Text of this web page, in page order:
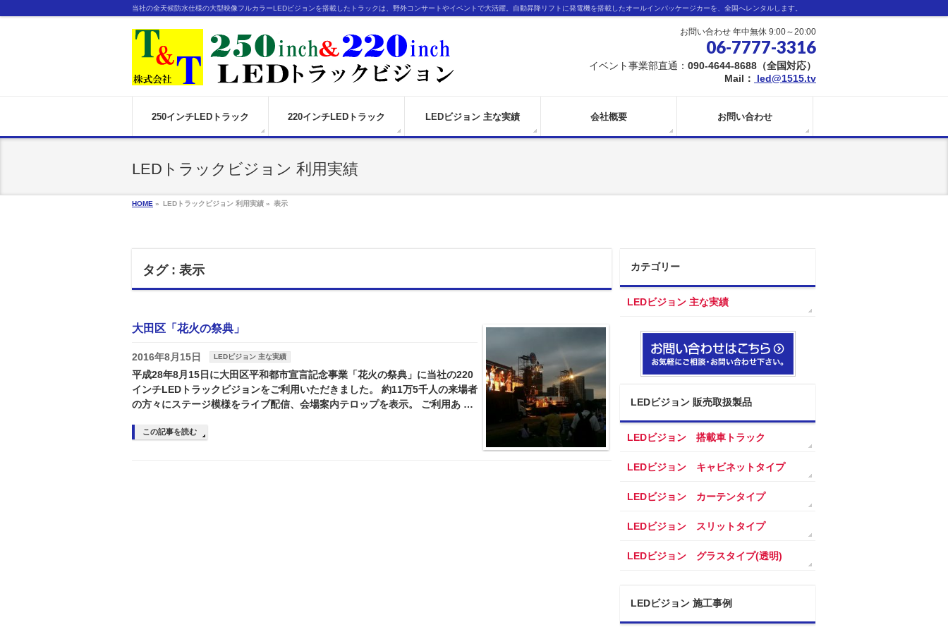
当社の全天候防水仕様の大型映像フルカラーLEDビジョンを搭載したトラックは、野外コンサートやイベントで大活躍。自動昇降リフトに発電機を搭載したオールインパッケージカーを、全国へレンタルします。
お問い合わせ 年中無休 9:00～20:00
06-7777-3316
イベント事業部直通： 090-4644-8688（全国対応）
Mail：
led@1515.tv
250インチLEDトラック 220インチLEDトラック LEDビジョン 主な実績 会社概要 お問い合わせ
LEDトラックビジョン 利用実績
HOME » LEDトラックビジョン 利用実績 » 表示
タグ : 表示
大田区「花火の祭典」
2016年8月15日 LEDビジョン 主な実績
平成28年8月15日に大田区平和都市宣言記念事業「花火の祭典」に当社の220
インチLEDトラックビジョンをご利用いただきました。 約11万5千人の来場者
の方々にステージ模様をライブ配信、会場案内テロップを表示。 ご利用あ …
この記事を読む
カテゴリー
LEDビジョン 主な実績
LEDビジョン 販売取扱製品
LEDビジョン 搭載車トラック
LEDビジョン キャビネットタイプ
LEDビジョン カーテンタイプ
LEDビジョン スリットタイプ
LEDビジョン グラスタイプ(透明)
LEDビジョン 施工事例